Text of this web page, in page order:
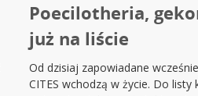
Poecilotheria,
już na liście
Od dzisiaj zapowiadane
CITES wchodzą w życie. Do